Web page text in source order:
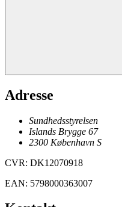
Adresse
Sundhedsstyrelsen
Islands Brygge 67
2300 København S
CVR: DK12070918
EAN: 5798000363007